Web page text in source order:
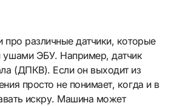
про различные датчики, которые
ушами ЭБУ. Например, датчик
(ДПКВ). Если он выходит из
просто не понимает, когда и в
искру. Машина может